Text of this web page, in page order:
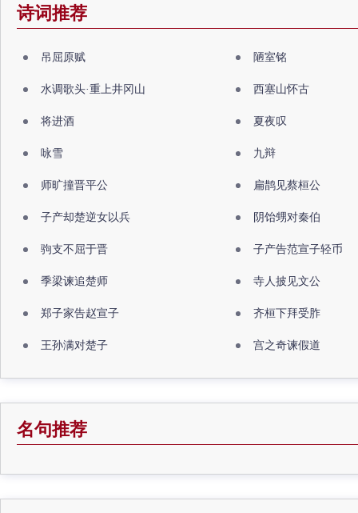
诗词推荐
吊屈原赋 陋室铭
水调歌头·重上井冈山 西塞山怀古
将进酒 夏夜叹
咏雪 九辩
师旷撞晋平公 扁鹊见蔡桓公
子产却楚逆女以兵 阴饴甥对秦伯
驹支不屈于晋 子产告范宣子轻币
季梁谏追楚师 寺人披见文公
郑子家告赵宣子 齐桓下拜受胙
王孙满对楚子 宫之奇谏假道
名句推荐